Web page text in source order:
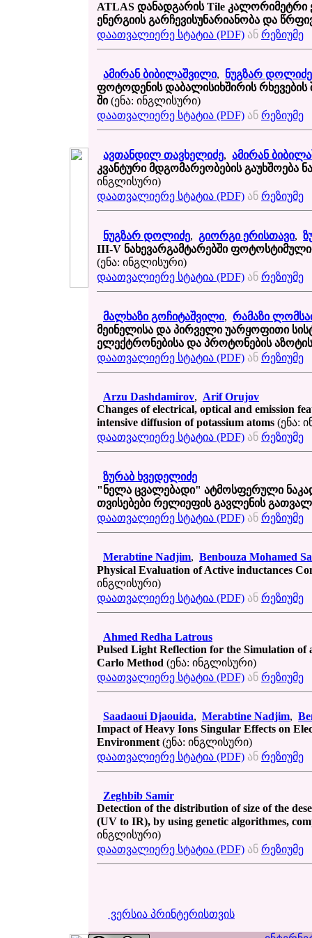
ATLAS დანადგარის Tile კალორიმეტრი
ენერგიის გარჩევისუნარიანობა და
დაათვალიერე სტატია (PDF) ან რეზიუმე
ამირან ბიბილაშვილი, ნუგზარ დოლიძე
ფოტოდენის დაბალისიხშირის
ში(ენა: ინგლისური)
დაათვალიერე სტატია (PDF) ან რეზიუმე
ავთანდილ თავხელიძე, ამირან
კვანტური მდგომარეობების გაუხშოება
ინგლისური)
დაათვალიერე სტატია (PDF) ან რეზიუმე
ნუგზარ დოლიძე, გიორგი ერისთავი,
III-V ნახევარგამტარებში
(ენა: ინგლისური)
დაათვალიერე სტატია (PDF) ან რეზიუმე
მალხაზი გოჩიტაშვილი, რამაზი
მეინელისა და პირველი უარყოფითი
ელექტრონებისა და პროტონების
დაათვალიერე სტატია (PDF) ან რეზიუმე
Arzu Dashdamirov, Arif Orujov
Changes of electrical, optical and emission
intensive diffusion of potassium atoms (ენა:
დაათვალიერე სტატია (PDF) ან რეზიუმე
ზურაბ ხვედელიძე
"ნელა ცვალებადი" ატმოსფერული
თვისებები რელიეფის გავლენის
დაათვალიერე სტატია (PDF) ან რეზიუმე
Merabtine Nadjim, Benbouza Mohamed
Physical Evaluation of Active inductances
ინგლისური)
დაათვალიერე სტატია (PDF) ან რეზიუმე
Ahmed Redha Latrous
Pulsed Light Reflection for the Simulation of
Carlo Method (ენა: ინგლისური)
დაათვალიერე სტატია (PDF) ან რეზიუმე
Saadaoui Djaouida, Merabtine Nadjim,
Impact of Heavy Ions Singular Effects on
Environment (ენა: ინგლისური)
დაათვალიერე სტატია (PDF) ან რეზიუმე
Zeghbib Samir
Detection of the distribution of size of the
(UV to IR), by using genetic algorithmes,
ინგლისური)
დაათვალიერე სტატია (PDF) ან რეზიუმე
ვერსია პრინტერისთვის